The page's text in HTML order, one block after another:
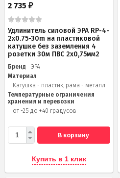
2 735 ₽
Удлинитель силовой ЭРА RP-4-
2x0.75-30m на пластиковой
катушке без заземления 4
розетки 30м ПВС 2х0,75мм2
Бренд
ЭРА
Материал
Катушка - пластик, рама - металл
Температурные ограничения
хранения и перевозки
от -25 до +40 градусов
В корзину
Купить в 1 клик